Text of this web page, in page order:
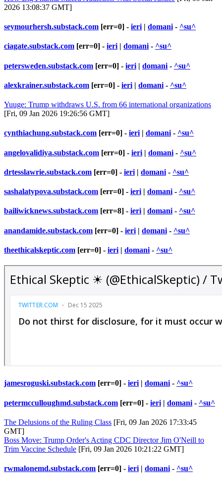
2026 13:08:37 GMT]
seymourhersh.substack.com [err=0] - ieri | domani - ^su^
ciagate.substack.com [err=0] - ieri | domani - ^su^
petersweden.substack.com [err=0] - ieri | domani - ^su^
alexkrainer.substack.com [err=0] - ieri | domani - ^su^
Yuuge: Trump withdraws U.S. from 66 international organizations
[Fri, 09 Jan 2026 19:26:56 GMT]
cynthiachung.substack.com [err=0] - ieri | domani - ^su^
angelovalidiya.substack.com [err=0] - ieri | domani - ^su^
drtesslawrie.substack.com [err=0] - ieri | domani - ^su^
sashalatypova.substack.com [err=0] - ieri | domani - ^su^
bailiwicknews.substack.com [err=8] - ieri | domani - ^su^
anandamide.substack.com [err=0] - ieri | domani - ^su^
theethicalskeptic.com [err=0] - ieri | domani - ^su^
jamesroguski.substack.com [err=0] - ieri| domani- ^su^
petermcculloughmd.substack.com [err=0] - ieri | domani - ^su^
The Delusions of the Ruling Class [Fri, 09 Jan 2026 17:33:45
GMT]
Boss Move: Trump Order's Acting CDC Director Jim O'Neill to
Trim Vaccine Schedule [Fri, 09 Jan 2026 10:21:22 GMT]
rwmalonemd.substack.com [err=0] - ieri | domani - ^su^